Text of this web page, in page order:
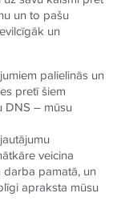
un to pašu
un
palielinās un
pretī šiem
DNS – mūsu
veicina
darba pamatā, un
apraksta mūsu